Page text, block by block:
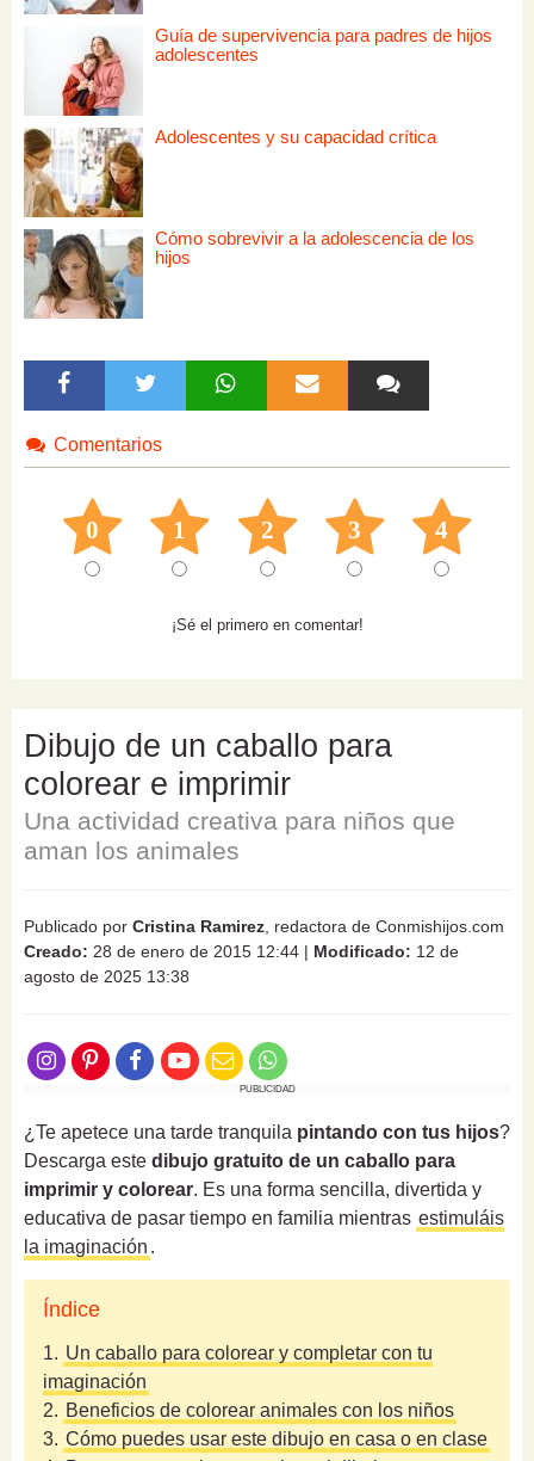
Guía de supervivencia para padres de hijos
adolescentes
Adolescentes y su capacidad crítica
Cómo sobrevivir a la adolescencia de los
hijos
Comentarios
0 1 2 3 4
¡Sé el primero en comentar!
Dibujo de un caballo para
colorear e imprimir
Una actividad creativa para niños que
aman los animales
Publicado por Cristina Ramirez, redactora de Conmishijos.com
Creado: 28 de enero de 2015 12:44 | Modificado: 12 de
agosto de 2025 13:38
PUBLICIDAD
¿Te apetece una tarde tranquila pintando con tus hijos?
Descarga este dibujo gratuito de un caballo para
imprimir y colorear. Es una forma sencilla, divertida y
educativa de pasar tiempo en familia mientras estimuláis
la imaginación .
Índice
1. Un caballo para colorear y completar con tu
imaginación
2. Beneficios de colorear animales con los niños
3. Cómo puedes usar este dibujo en casa o en clase